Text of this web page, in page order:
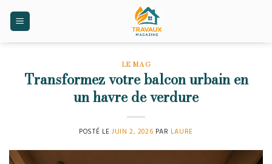
LE MAG
Transformez votre balcon urbain en
un havre de verdure
POSTÉ LEJUIN 2, 2026 PAR LAURE